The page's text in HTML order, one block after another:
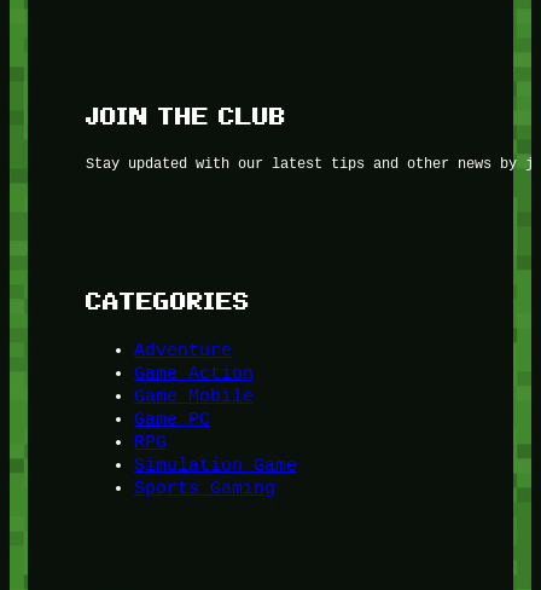
JOIN THE CLUB
Stay updated with our latest tips and other news by
CATEGORIES
Adventure
Game Action
Game Mobile
Game PC
RPG
Simulation Game
Sports Gaming